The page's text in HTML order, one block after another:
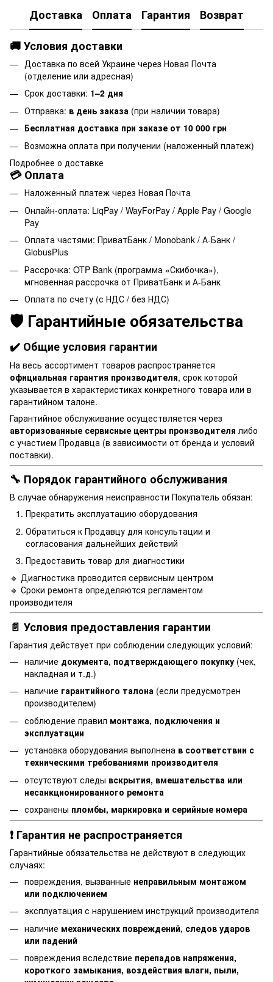
Доставка Оплата Гарантия
Возврат
🚚 Условия доставки
Доставка по всей Украине через Новая Почта
(отделение или адресная)
Срок доставки: 1–2 дня
Отправка: в день заказа (при наличии товара)
Бесплатная доставка при заказе от 10 000 грн
Возможна оплата при получении (наложенный платеж)
Подробнее о доставке
💳 Оплата
Наложенный платеж через Новая Почта
Онлайн-оплата: LiqPay / WayForPay / Apple Pay / Google
Pay
Оплата частями: ПриватБанк / Monobank / А-Банк /
GlobusPlus
Рассрочка: OTP Bank (программа «Скибочка»),
мгновенная рассрочка от ПриватБанк и А-Банк
Оплата по счету (с НДС / без НДС)
🛡️ Гарантийные обязательства
✔️ Общие условия гарантии
На весь ассортимент товаров распространяется
официальная гарантия производителя, срок которой
указывается в характеристиках конкретного товара или в
гарантийном талоне.
Гарантийное обслуживание осуществляется через
авторизованные сервисные центры производителя либо
с участием Продавца (в зависимости от бренда и условий
поставки).
🔧 Порядок гарантийного обслуживания
В случае обнаружения неисправности Покупатель обязан:
Прекратить эксплуатацию оборудования
Обратиться к Продавцу для консультации и
согласования дальнейших действий
Предоставить товар для диагностики
🔹 Диагностика проводится сервисным центром
🔹 Сроки ремонта определяются регламентом
производителя
📄 Условия предоставления гарантии
Гарантия действует при соблюдении следующих условий:
наличие документа, подтверждающего покупку (чек,
накладная и т.д.)
наличие гарантийного талона (если предусмотрен
производителем)
соблюдение правил монтажа, подключения и
эксплуатации
установка оборудования выполнена в соответствии с
техническими требованиями производителя
отсутствуют следы вскрытия, вмешательства или
несанкционированного ремонта
сохранены пломбы, маркировка и серийные номера
❗ Гарантия не распространяется
Гарантийные обязательства не действуют в следующих
случаях:
повреждения, вызванные неправильным монтажом
или подключением
эксплуатация с нарушением инструкций производителя
наличие механических повреждений, следов ударов
или падений
повреждения вследствие перепадов напряжения,
короткого замыкания, воздействия влаги, пыли,